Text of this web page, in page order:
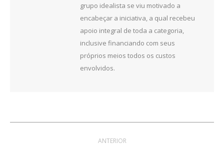
grupo idealista se viu motivado a
encabeçar a iniciativa, a qual recebeu
apoio integral de toda a categoria,
inclusive financiando com seus
próprios meios todos os custos
envolvidos.
ANTERIOR